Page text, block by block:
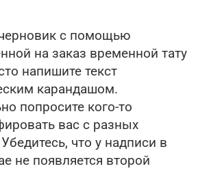
с помощью
на заказ временной тату
напишите текст
карандашом.
попросите кого-то
вас с разных
что у надписи в
не появляется второй